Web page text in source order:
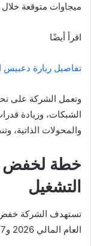
ميجاوات متوقعة خلال
اقرأ أيضًا
تفاصيل ريارة دعبيس
وتعمل الشركة على
الشبكات، وزيادة
والمحولات الذاتية،
خطة لخفض
التشغيل
العام المالي 2026 و2027، مقابل 10.8% متوقع خلال العام السابق.